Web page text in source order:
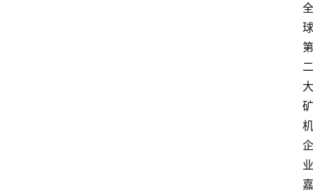
全
球
第
二
大
矿
机
企
业
嘉